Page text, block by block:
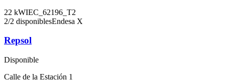
22 kWIEC_62196_T2
2/2 disponiblesEndesa X
Repsol
Disponible
Calle de la Estación 1